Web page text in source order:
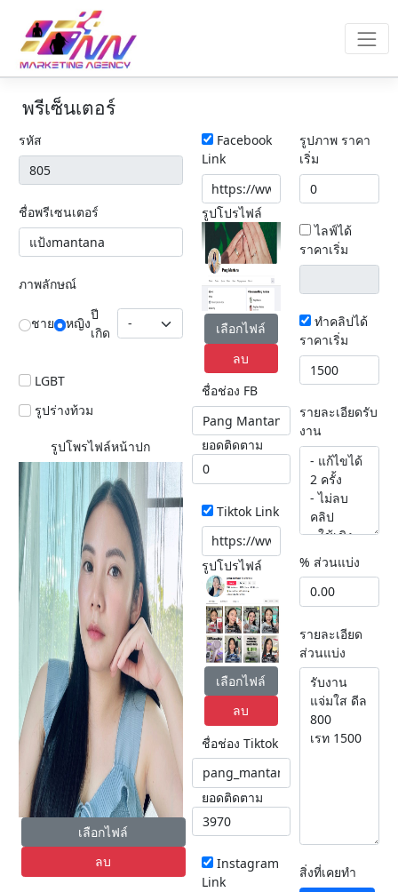
พรีเซ็นเตอร์
รหัส
ชื่อพรีเซนเตอร์
ภาพลักษณ์
ชาย หญิง
ปี
เกิด
LGBT
รูปร่างท้วม
รูปโพรไฟล์หน้าปก
เลือกไฟล์
ลบ
Facebook
Link
รูปโปรไฟล์
เลือกไฟล์
ลบ
ชื่อช่อง FB
ยอดติดตาม
Tiktok Link
รูปโปรไฟล์
เลือกไฟล์
ลบ
ชื่อช่อง Tiktok
ยอดติดตาม
Instagram
Link
รูปภาพ ราคา
เริ่ม
ไลฟ์ได้
ราคาเริ่ม
ทำคลิปได้
ราคาเริ่ม
รายละเอียดรับ
งาน
% ส่วนแบ่ง
รายละเอียด
ส่วนแบ่ง
สิ่งที่เคยทำ